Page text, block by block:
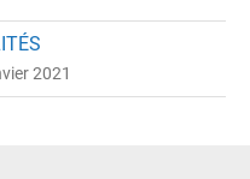
ADHÉRER
2021